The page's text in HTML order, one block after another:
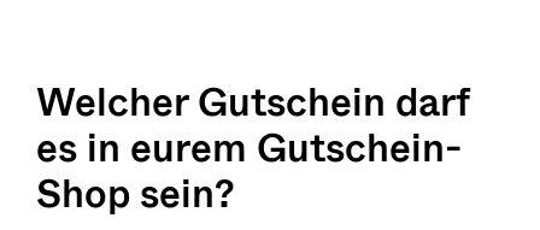
Welcher Gutschein darf
es in eurem Gutschein-
Shop sein?